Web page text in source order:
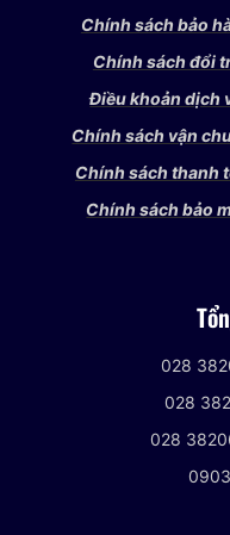
Chính sách bảo
Chính sách đổi
Điều khoản dịch
Chính sách vận
Chính sách thanh
Chính sách bảo
028
028
028